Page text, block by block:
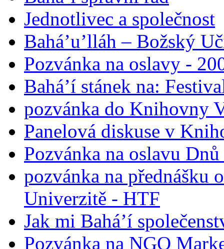
Jednotlivec a společnost
Bahá’u’lláh – Božský
Pozvánka na oslavy -
Bahá’í stánek na:
pozvánka do Knihovny
Panelová diskuse v
Pozvánka na oslavu
pozvánka na přednášku
Univerzitě - HTF
Jak mi Bahá’í
Pozvánka na NGO